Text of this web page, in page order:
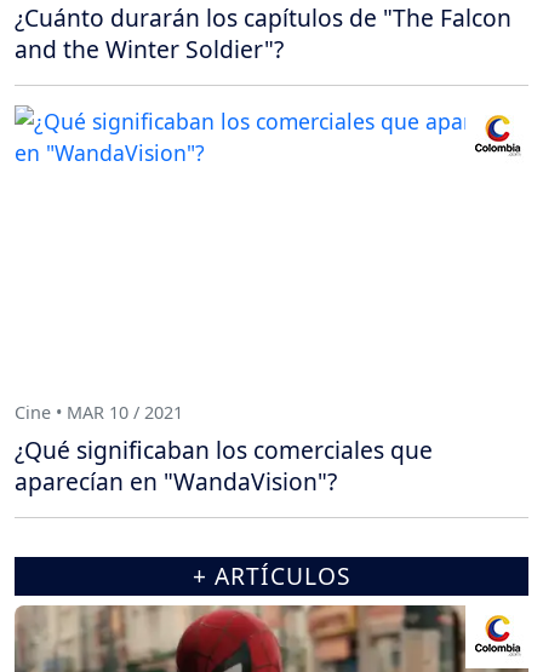
¿Cuánto durarán los capítulos de "The Falcon
and the Winter Soldier"?
Cine • MAR 10 / 2021
¿Qué significaban los comerciales que
aparecían en "WandaVision"?
+ ARTÍCULOS